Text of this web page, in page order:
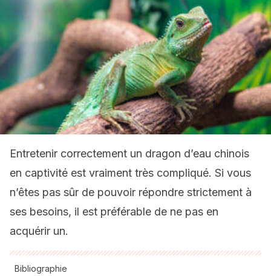
Entretenir correctement un dragon d’eau chinois
en captivité est vraiment très compliqué. Si vous
n’êtes pas sûr de pouvoir répondre strictement à
ses besoins, il est préférable de ne pas en
acquérir un.
Bibliographie